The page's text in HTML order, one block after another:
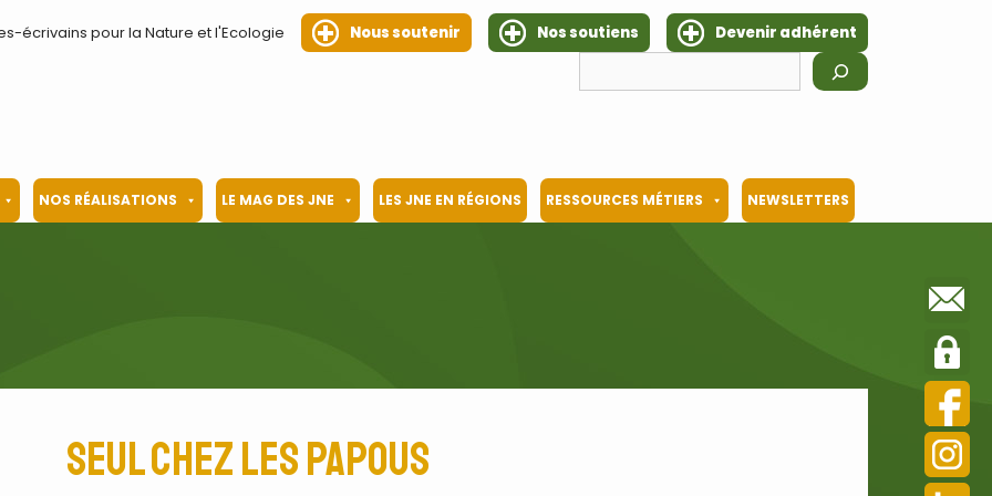
écrivains pour la Nature et l'Ecologie Nous soutenir Nos soutiens
Devenir adhérent
NOS RÉALISATIONS LE MAG DES JNE LES JNE EN RÉGIONS RESSOURCES MÉTIERS NEWSLETTERS
Seul chez les Papous